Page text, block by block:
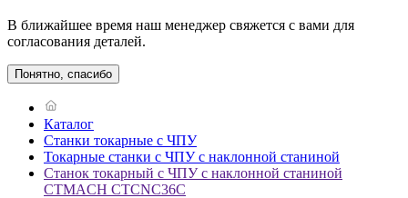
В ближайшее время наш менеджер свяжется с вами для
согласования деталей.
Понятно, спасибо
Каталог
Станки токарные с ЧПУ
Токарные станки с ЧПУ с наклонной станиной
Станок токарный с ЧПУ с наклонной станиной
CTMACH CTCNC36C